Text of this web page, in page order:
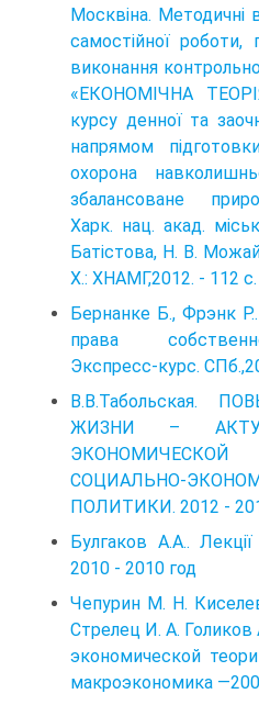
Москвіна. Методичні
самостійної роботи,
виконання
«ЕКОНОМІЧНА
курсу денної та
напрямом
охорона
збалансоване
Харк. нац. акад.
Батістова, Н. В.
Х.: ХНАМГ,2012. - 112
Бернанке Б., Фрэнк
права
Экспресс-курс.
В.В.Табольская.
ЖИЗНИ –
СОЦИАЛЬНО-
ПОЛИТИКИ. 2012 -
Булгаков А.А.. Лекції
2010 - 2010 год
Чепурин М. Н.
Стрелец И. А. Голиков
экономической
макроэкономика